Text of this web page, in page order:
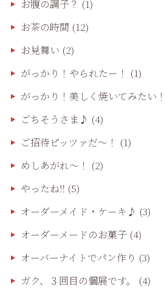
お腹の調子？ (1)
お茶の時間 (12)
お見舞い (2)
がっかり！やられたー！ (1)
がっかり！美しく焼いてみたい！
ごちそうさま♪ (4)
ご招待ピッツァだ〜！ (1)
めしあがれ～！ (2)
やったね‼️ (5)
オーダーメイド・ケーキ♪ (3)
オーダーメードのお菓子(4)
オーバーナイトでパン作り (3)
ガク、３回目の個展です。
(4)